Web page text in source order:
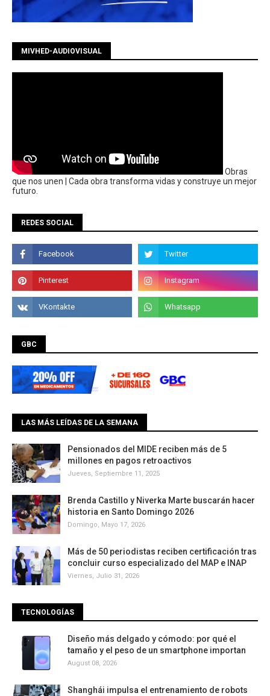
MIVHED-AUDIOVISUAL
Obras
que nos unen | Cada obra transforma vidas y construye un mejor
futuro.
REDES SOCIAL
GBC
LAS MÁS LEÍDAS DE LA SEMANA
Pensionados del MIDE reciben más de 5
millones en pagos retroactivos
Jueves, Septiembre 11, 2025
Brenda Castillo y Niverka Marte buscarán hacer
historia en Santo Domingo 2026
Domingo, Mayo 17, 2026
Más de 50 periodistas reciben certificación tras
concluir curso especializado del MAP e INAP
Viernes, Julio 31, 2026
TECNOLOGÍAS
Diseño más delgado y cómodo: por qué el
tamaño y el peso de un smartphone importan
August 08, 2026
Shanghái impulsa el entrenamiento de robots